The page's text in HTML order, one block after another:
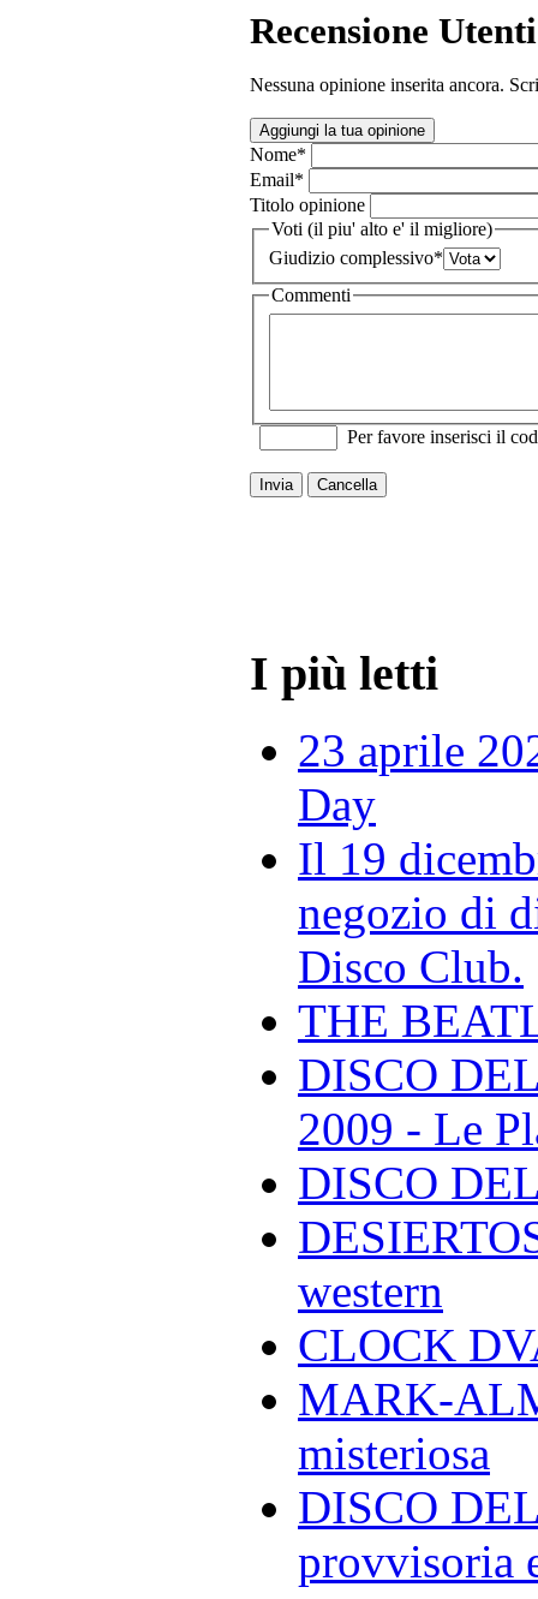
Recensione Utenti
Nessuna opinione inserita ancora.
Aggiungi la tua opinione
Nome*
Email*
Titolo opinione
Voti (il piu' alto e' il migliore)
Giudizio complessivo*
Commenti
Per favore inserisci il
Invia Cancella
I più letti
23 aprile
Day
Il 19
negozio di
Disco Club.
THE
DISCO
2009 - Le
DISCO
western
CLOCK
MARK-
misteriosa
DISCO
provvisoria